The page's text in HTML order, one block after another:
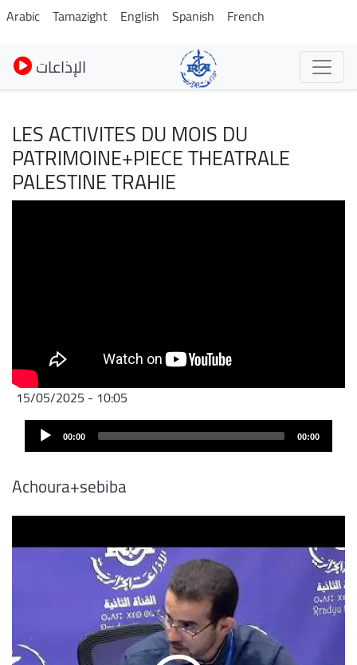
Pasar
al
contenido
principal
Arabic Tamazight English Spanish French
الإذاعات
LES ACTIVITES DU MOIS DU
PATRIMOINE+PIECE THEATRALE
PALESTINE TRAHIE
15/05/2025 - 10:05
Audio
Player 00:00 00:00
Achoura+sebiba